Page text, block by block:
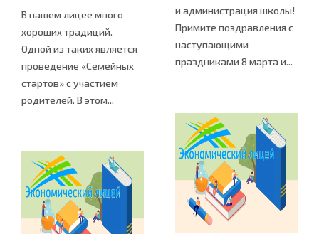
В нашем лицее много
хороших традиций.
Одной из таких является
проведение «Семейных
стартов» с участием
родителей. В этом...
и администрация школы!
Примите поздравления с
наступающими
праздниками 8 марта и...